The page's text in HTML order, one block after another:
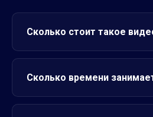
Сколько стоит такое
Сколько времени